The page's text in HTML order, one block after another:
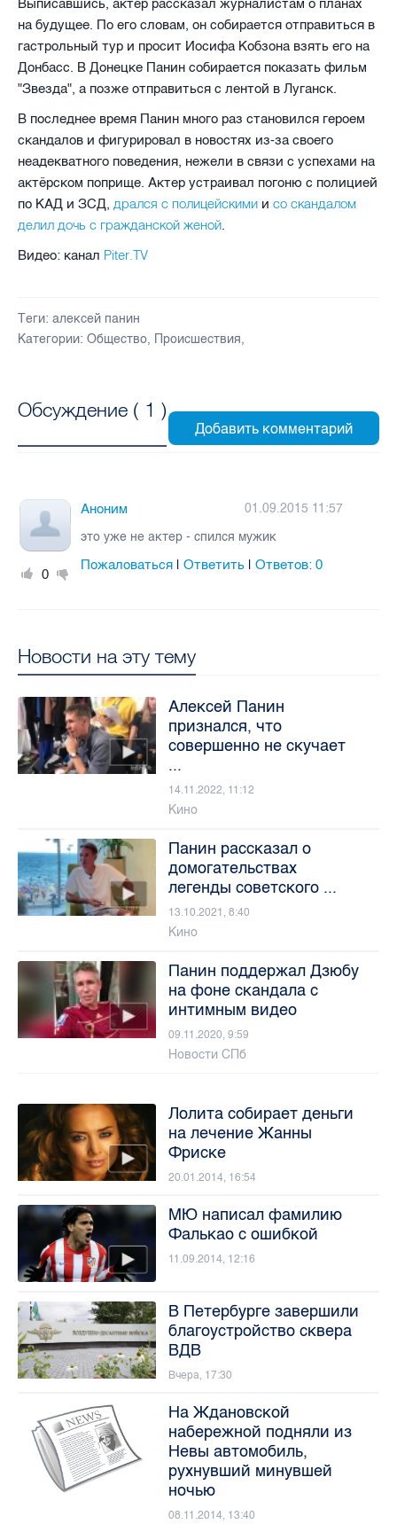
Выписавшись, актер рассказал журналистам о планах
на будущее. По его словам, он собирается отправиться в
гастрольный тур и просит Иосифа Кобзона взять его на
Донбасс. В Донецке Панин собирается показать фильм
"Звезда", а позже отправиться с лентой в Луганск.
В последнее время Панин много раз становился героем
скандалов и фигурировал в новостях из-за своего
неадекватного поведения, нежели в связи с успехами на
актёрском поприще. Актер устраивал погоню с полицией
по КАД и ЗСД, дрался с полицейскими и со скандалом
делил дочь с гражданской женой.
Видео: канал Piter.TV
Теги: алексей панин
Категории: Общество, Происшествия,
Обсуждение ( 1 )
0
Аноним
01.09.2015 11:57
это уже не актер - спился мужик
Пожаловаться |Ответить |Ответов:0
Новости на эту тему
Алексей Панин
признался, что
совершенно не скучает
...
14.11.2022, 11:12
Кино
Панин рассказал о
домогательствах
легенды советского ...
13.10.2021, 8:40
Кино
Панин поддержал Дзюбу
на фоне скандала с
интимным видео
09.11.2020, 9:59
Новости СПб
Лолита собирает деньги
на лечение Жанны
Фриске
20.01.2014, 16:54
МЮ написал фамилию
Фалькао с ошибкой
11.09.2014, 12:16
В Петербурге завершили
благоустройство сквера
ВДВ
Вчера, 17:30
На Ждановской
набережной подняли из
Невы автомобиль,
рухнувший минувшей
ночью
08.11.2014, 13:40